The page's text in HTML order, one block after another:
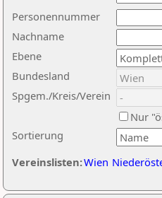
Nachname
Ebene
Sortierung
Personennummer
Bundesland
Spgem./Kreis/Verein
Nur
Vereinslisten:Wien